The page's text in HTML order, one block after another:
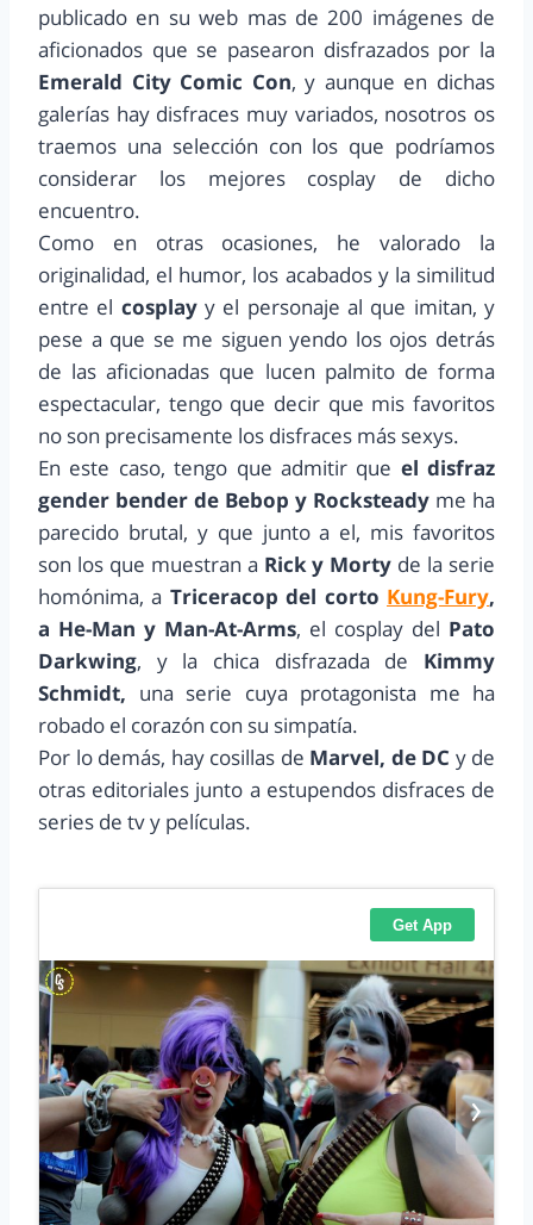
publicado en su web mas de 200 imágenes de
aficionados que se pasearon disfrazados por la
Emerald City Comic Con, y aunque en dichas
galerías hay disfraces muy variados, nosotros os
traemos una selección con los que podríamos
considerar los mejores cosplay de dicho
encuentro.
Como en otras ocasiones, he valorado la
originalidad, el humor, los acabados y la similitud
entre el cosplayy el personaje al que imitan, y
pese a que se me siguen yendo los ojos detrás
de las aficionadas que lucen palmito de forma
espectacular, tengo que decir que mis favoritos
no son precisamente los disfraces más sexys.
En este caso, tengo que admitir que el disfraz
gender bender de Bebop y Rocksteady me ha
parecido brutal, y que junto a el, mis favoritos
son los que muestran a Rick y Morty de la serie
homónima, a Triceracop del corto Kung-Fury,
a He-Man y Man-At-Arms, el cosplay del Pato
Darkwing, y la chica disfrazada de Kimmy
Schmidt, una serie cuya protagonista me ha
robado el corazón con su simpatía.
Por lo demás, hay cosillas de Marvel, de DC y de
otras editoriales junto a estupendos disfraces de
series de tv y películas.